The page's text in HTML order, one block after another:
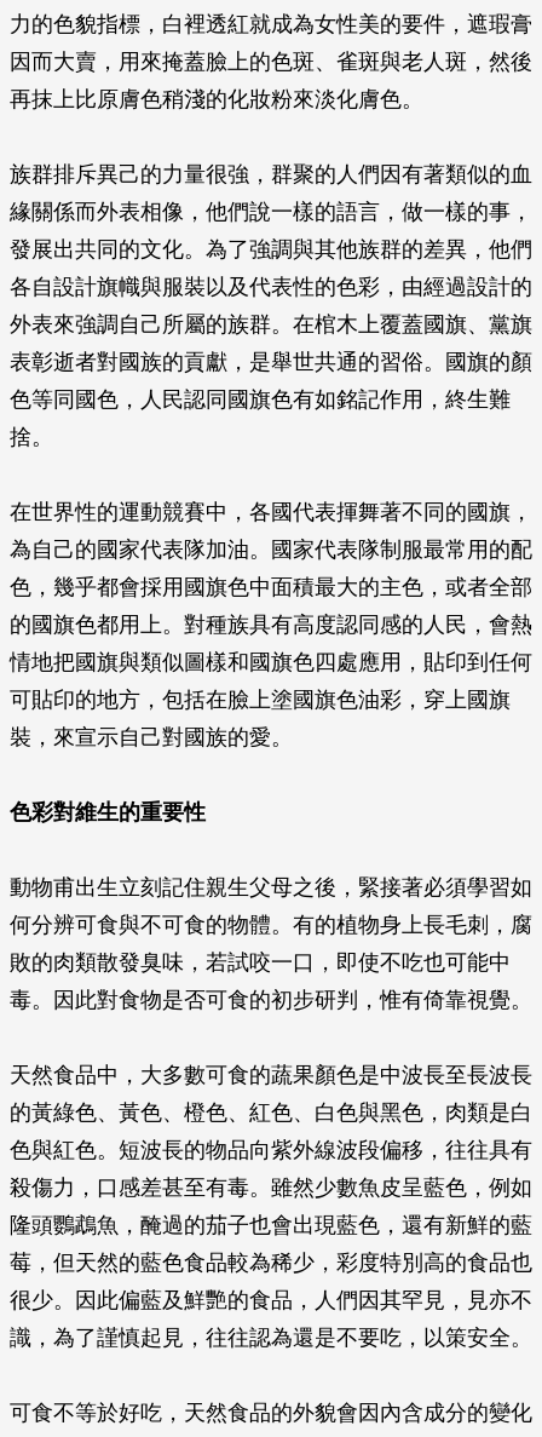
力的色貌指標，白裡透紅就成為女性美的要件，遮瑕膏
因而大賣，用來掩蓋臉上的色斑、雀斑與老人斑，然後
再抹上比原膚色稍淺的化妝粉來淡化膚色。
族群排斥異己的力量很強，群聚的人們因有著類似的血
緣關係而外表相像，他們說一樣的語言，做一樣的事，
發展出共同的文化。為了強調與其他族群的差異，他們
各自設計旗幟與服裝以及代表性的色彩，由經過設計的
外表來強調自己所屬的族群。在棺木上覆蓋國旗、黨旗
表彰逝者對國族的貢獻，是舉世共通的習俗。國旗的顏
色等同國色，人民認同國旗色有如銘記作用，終生難
捨。
在世界性的運動競賽中，各國代表揮舞著不同的國旗，
為自己的國家代表隊加油。國家代表隊制服最常用的配
色，幾乎都會採用國旗色中面積最大的主色，或者全部
的國旗色都用上。對種族具有高度認同感的人民，會熱
情地把國旗與類似圖樣和國旗色四處應用，貼印到任何
可貼印的地方，包括在臉上塗國旗色油彩，穿上國旗
裝，來宣示自己對國族的愛。
色彩對維生的重要性
動物甫出生立刻記住親生父母之後，緊接著必須學習如
何分辨可食與不可食的物體。有的植物身上長毛刺，腐
敗的肉類散發臭味，若試咬一口，即使不吃也可能中
毒。因此對食物是否可食的初步研判，惟有倚靠視覺。
天然食品中，大多數可食的蔬果顏色是中波長至長波長
的黃綠色、黃色、橙色、紅色、白色與黑色，肉類是白
色與紅色。短波長的物品向紫外線波段偏移，往往具有
殺傷力，口感差甚至有毒。雖然少數魚皮呈藍色，例如
隆頭鸚鵡魚，醃過的茄子也會出現藍色，還有新鮮的藍
莓，但天然的藍色食品較為稀少，彩度特別高的食品也
很少。因此偏藍及鮮艷的食品，人們因其罕見，見亦不
識，為了謹慎起見，往往認為還是不要吃，以策安全。
可食不等於好吃，天然食品的外貌會因內含成分的變化